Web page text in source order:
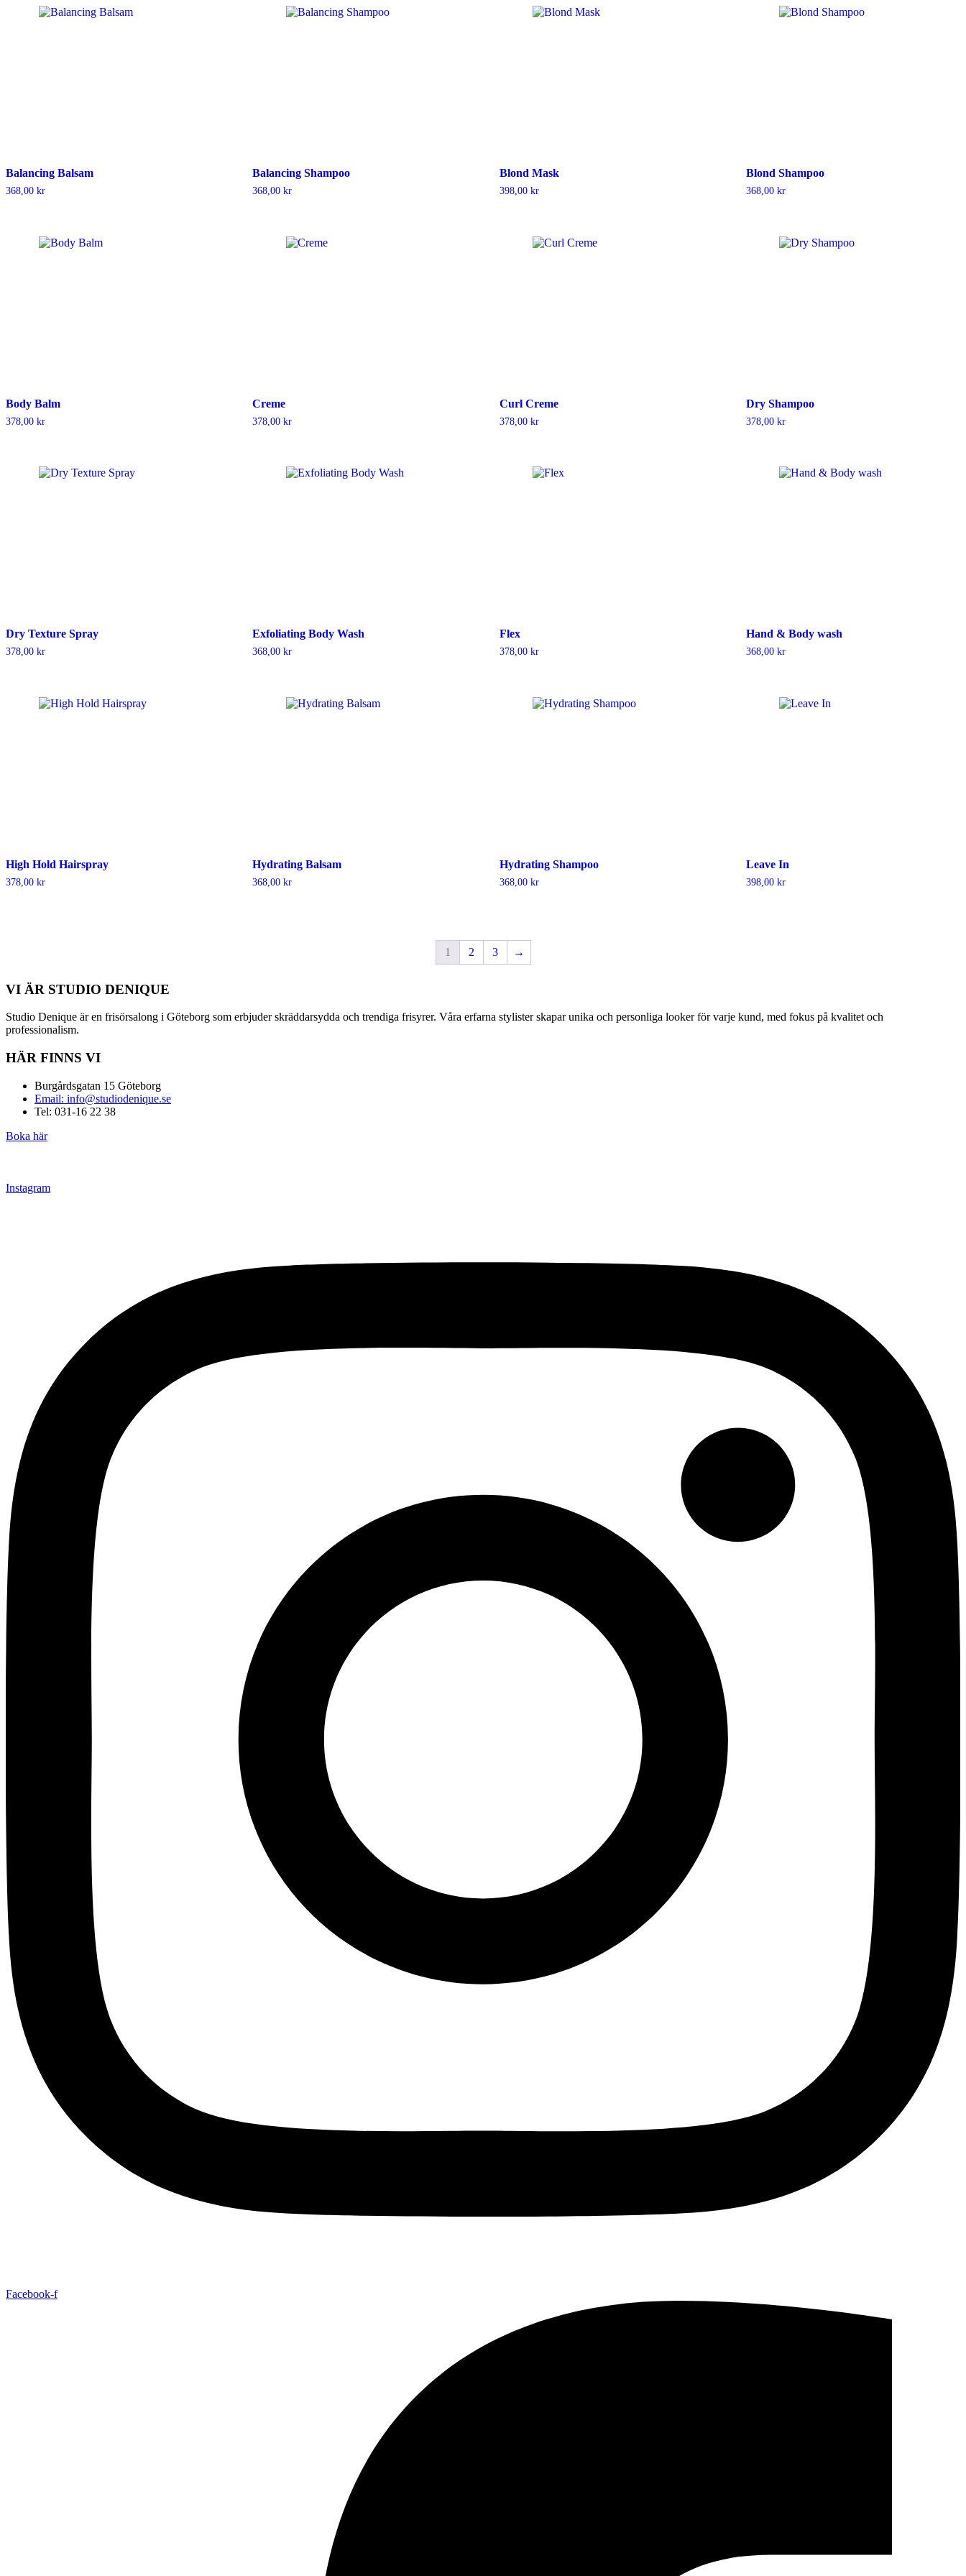
Balancing Balsam
368,00 kr
Balancing Shampoo
368,00kr
Blond Mask
398,00 kr
Blond Shampoo
368,00 kr
Body Balm
378,00 kr
Creme
378,00kr
Curl Creme
378,00 kr
Dry Shampoo
378,00 kr
Dry Texture Spray
378,00 kr
Exfoliating Body Wash
368,00kr
Flex
378,00 kr
Hand & Body wash
368,00 kr
High Hold Hairspray
378,00 kr
Hydrating Balsam
368,00kr
Hydrating Shampoo
368,00 kr
Leave In
398,00 kr
1 2 3 →
VI ÄR STUDIO DENIQUE
Studio Denique är en frisörsalong i Göteborg som erbjuder skräddarsydda och trendiga frisyrer. Våra erfarna stylister skapar unika och personliga looker för varje kund, med fokus på kvalitet och
professionalism.
HÄR FINNS VI
Burgårdsgatan 15 Göteborg
Email: info@studiodenique.se
Tel: 031-16 22 38
Boka här
Instagram
Facebook-f